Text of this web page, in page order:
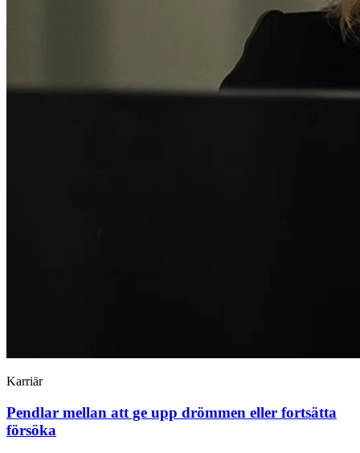
Karriär
Pendlar mellan att ge upp drömmen eller fortsätta
försöka